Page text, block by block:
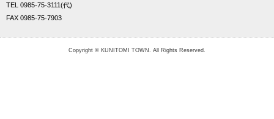
TEL 0985-75-3111(代)
FAX 0985-75-7903
Copyright © KUNITOMI TOWN. All Rights Reserved.